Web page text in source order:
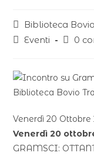
Biblioteca
Eventi
0
Venerdì 20 Ottobre
Venerdì 20
GRAMSCI: